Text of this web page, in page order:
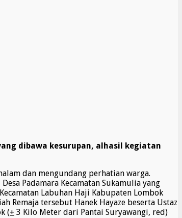
dibawa kesurupan, alhasil kegiatan
dan mengundang perhatian warga.
Padamara Kecamatan Sukamulia yang
Labuhan Haji Kabupaten Lombok
Remaja tersebut Hanek Hayaze beserta Ustaz
(+ 3 Kilo Meter dari Pantai Suryawangi, red)